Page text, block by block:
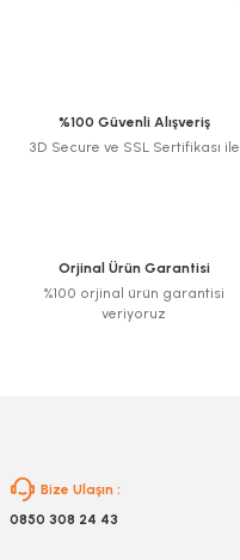
%100 Güvenli Alışveriş
3D Secure ve SSL Sertifikası ile
Orjinal Ürün Garantisi
%100 orjinal ürün garantisi
veriyoruz
Bize Ulaşın :
0850 308 24 43